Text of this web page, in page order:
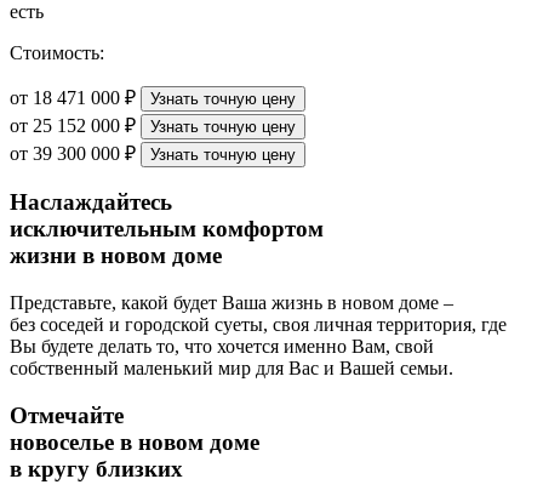
есть
Стоимость:
от 18 471 000 ₽ Узнать точную цену
от 25 152 000 ₽ Узнать точную цену
от 39 300 000 ₽ Узнать точную цену
Наслаждайтесь
исключительным комфортом
жизни в новом доме
Представьте, какой будет Ваша жизнь в новом доме –
без соседей и городской суеты, своя личная территория, где
Вы будете делать то, что хочется именно Вам, свой
собственный маленький мир для Вас и Вашей семьи.
Отмечайте
новоселье в новом доме
в кругу близких